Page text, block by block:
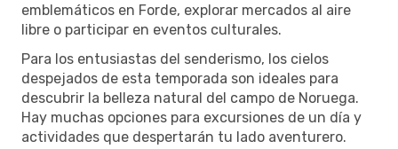
emblemáticos en Forde, explorar mercados al aire
libre o participar en eventos culturales.
Para los entusiastas del senderismo, los cielos
despejados de esta temporada son ideales para
descubrir la belleza natural del campo de Noruega.
Hay muchas opciones para excursiones de un día y
actividades que despertarán tu lado aventurero.